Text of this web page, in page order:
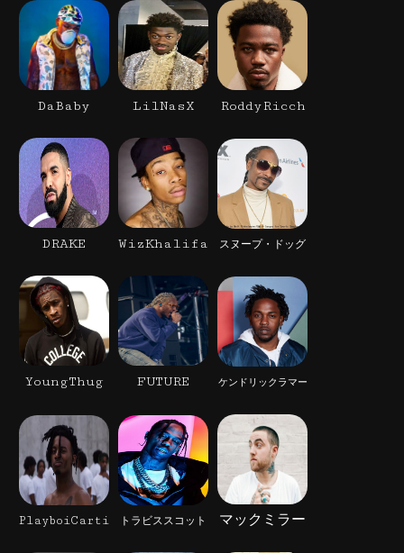
DaBaby LilNasX RoddyRicch
DRAKE WizKhalifa スヌープ・ドッグ
YoungThug FUTURE ケンドリックラマー
PlayboiCarti トラビススコット マックミラー